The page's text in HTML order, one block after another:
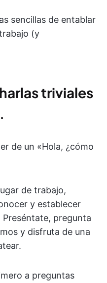
sencillas de entablar
(y
triviales
de un «Hola, ¿cómo
de trabajo,
y establecer
pregunta
y disfruta de una
a preguntas